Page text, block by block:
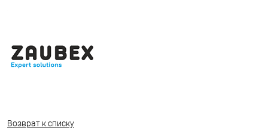
Возврат к списку